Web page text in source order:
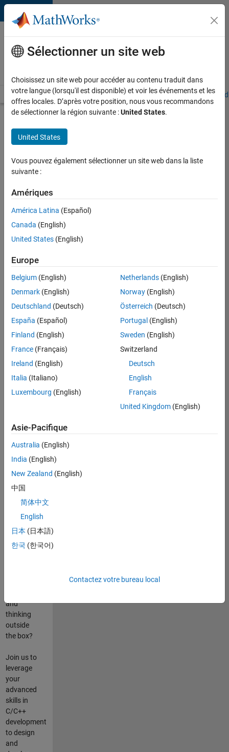
Passer au contenu
Votre
carrière
chez
Accueil Explorer nos opportunités Adresses de nos bureaux
d’autres
offres
Senior
Software
Quality
Engineer
maintenant
Poste:
36935-
Ingénierie
de
la
FR-
Résumé
du
poste
Are you
about
state-of-
the-art
Do you
and
thinking
outside
the box?
Join us to
leverage
your
advanced
skills in
C/C++
development
to design
and
Sélectionner un site web
Choisissez un site web pour accéder au contenu traduit dans
votre langue (lorsqu'il est disponible) et voir les événements et les
offres locales. D’après votre position, nous vous recommandons
de sélectionner la région suivante :United States.
United States
Vous pouvez également sélectionner un site web dans la liste
suivante :
Amériques
América Latina (Español)
Canada (English)
United States (English)
Europe
Belgium (English)
Denmark (English)
Deutschland (Deutsch)
España (Español)
Finland (English)
France (Français)
Ireland (English)
Italia (Italiano)
Luxembourg (English)
Netherlands(English)
Norway(English)
Österreich (Deutsch)
Portugal (English)
Sweden (English)
Switzerland
Deutsch
English
Français
United Kingdom(English)
Asie-Pacifique
Australia (English)
India (English)
New Zealand (English)
中国
简体中文
English
日本 (日本語)
한국 (한국어)
Contactez votre bureau local